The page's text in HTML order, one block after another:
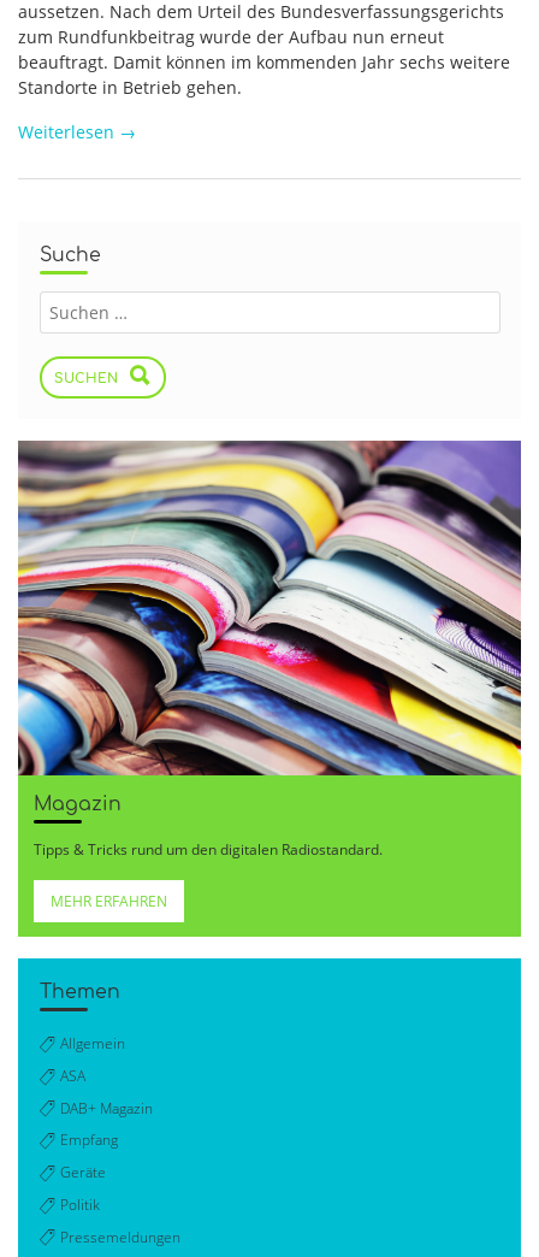
aussetzen. Nach dem Urteil des Bundesverfassungsgerichts
zum Rundfunkbeitrag wurde der Aufbau nun erneut
beauftragt. Damit können im kommenden Jahr sechs weitere
Standorte in Betrieb gehen.
Weiterlesen →
Suche
SUCHEN
Magazin
Tipps & Tricks rund um den digitalen Radiostandard.
MEHR ERFAHREN
Themen
Allgemein
ASA
DAB+ Magazin
Empfang
Geräte
Politik
Pressemeldungen